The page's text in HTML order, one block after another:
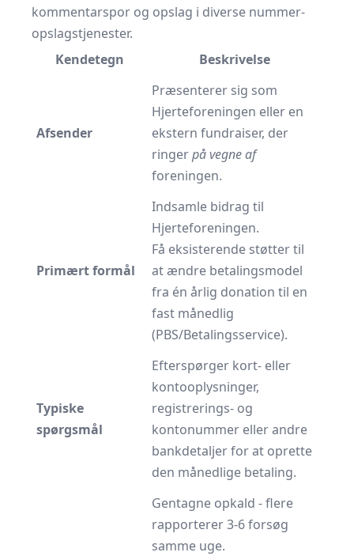
kommentarspor og opslag i diverse nummer­
opslags­tjenester.
Kendetegn
Beskrivelse
Afsender
Præsenterer sig som
Hjerteforeningen eller en
ekstern fundraiser, der
ringerpå vegne af
foreningen.
Primært formål
Indsamle bidrag til
Hjerteforeningen.
Få eksisterende støtter til
at ændre betalingsmodel
fra én årlig donation til en
fast månedlig
(PBS/Betalings­service).
Typiske
spørgsmål
Efterspørger kort- eller
kontooplysninger,
registrerings- og
kontonummer eller andre
bankdetaljer for at oprette
den månedlige betaling.
Gentagne opkald - flere
rapporterer 3-6 forsøg
samme uge.